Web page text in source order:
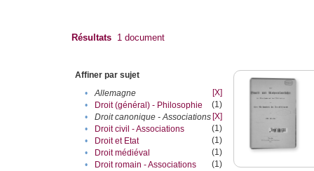
Résultats 1 document
Affiner par sujet
•
Allemagne
[X]
•
Droit (général) - Philosophie
(1)
•
Droit canonique - Associations [X]
•
Droit civil - Associations
(1)
•
Droit et Etat
(1)
•
Droit médiéval
(1)
•
Droit romain - Associations
(1)